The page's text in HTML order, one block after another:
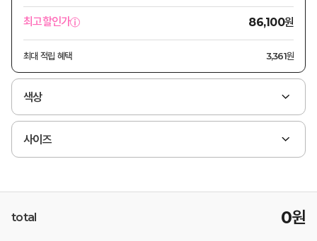
최고할인가 86,100원
최대 적립 혜택 3,361원
색상
사이즈
total 0원